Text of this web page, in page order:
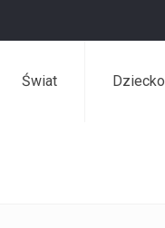
Świat Dziecko